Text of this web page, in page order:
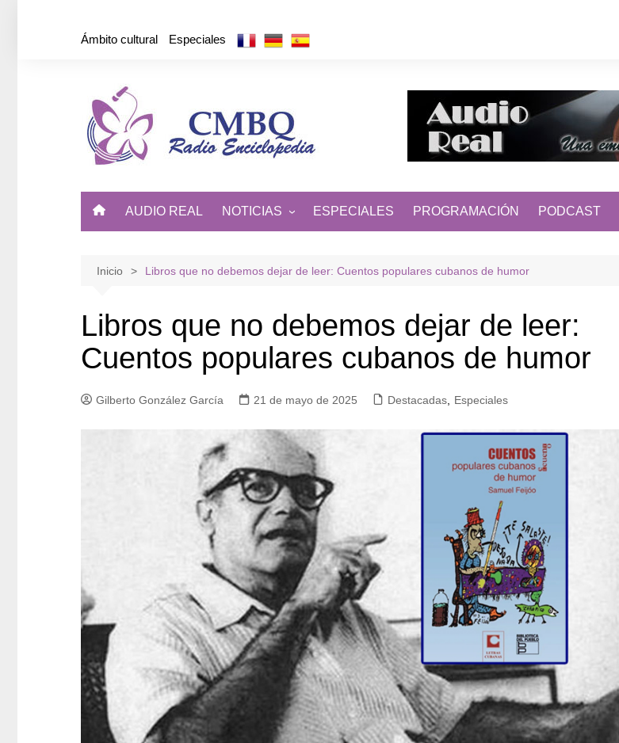
Ámbito cultural Especiales
AUDIO REAL NOTICIAS
DE CUBA Y EL MUNDO
ESPECIALES PROGRAMACIÓN PODCAST
Inicio Libros que no debemos dejar de leer: Cuentos populares cubanos de humor
Libros que no debemos dejar de leer:
Cuentos populares cubanos de humor
Gilberto González García 21 de mayo de 2025 Destacadas Especiales